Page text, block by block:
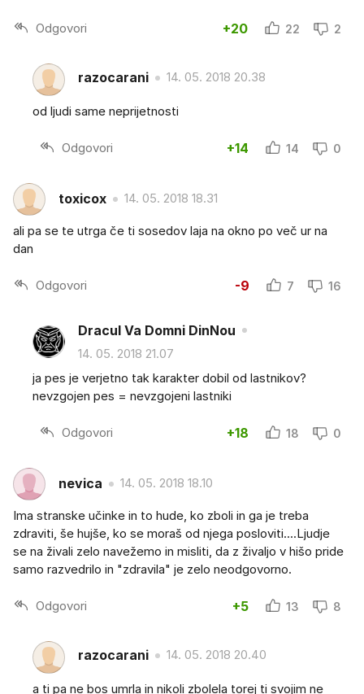
Odgovori +20 22 2
razocarani 14. 05. 2018 20.38
od ljudi same neprijetnosti
Odgovori +14 14 0
toxicox 14. 05. 2018 18.31
ali pa se te utrga če ti sosedov laja na okno po več ur na
dan
Odgovori -9 7 16
Dracul Va Domni DinNou
14. 05. 2018 21.07
ja pes je verjetno tak karakter dobil od lastnikov?
nevzgojen pes = nevzgojeni lastniki
Odgovori +18 18 0
nevica 14. 05. 2018 18.10
Ima stranske učinke in to hude, ko zboli in ga je treba
zdraviti, še hujše, ko se moraš od njega posloviti....Ljudje
se na živali zelo navežemo in misliti, da z živaljo v hišo pride
samo razvedrilo in "zdravila" je zelo neodgovorno.
Odgovori +5 13 8
razocarani 14. 05. 2018 20.40
a ti pa ne bos umrla in nikoli zbolela torej ti svojim ne